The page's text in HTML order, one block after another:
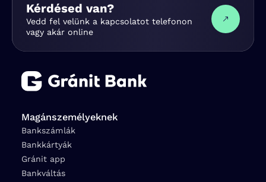
Kérdésed van?
Vedd fel velünk a kapcsolatot telefonon
vagy akár online
Magánszemélyeknek
Bankszámlák
Bankkártyák
Gránit app
Bankváltás